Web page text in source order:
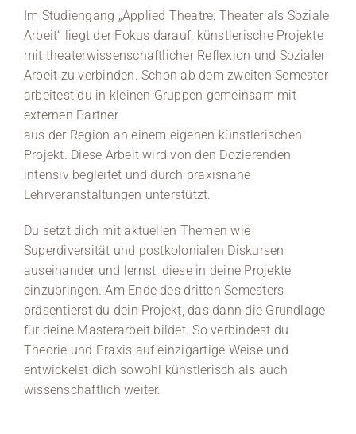
Im Studiengang „Applied Theatre: Theater als Soziale
Arbeit“ liegt der Fokus darauf, künstlerische Projekte
mit theaterwissenschaftlicher Reflexion und Sozialer
Arbeit zu verbinden. Schon ab dem zweiten Semester
arbeitest du in kleinen Gruppen gemeinsam mit
externen Partner
aus der Region an einem eigenen künstlerischen
Projekt. Diese Arbeit wird von den Dozierenden
intensiv begleitet und durch praxisnahe
Lehrveranstaltungen unterstützt.
Du setzt dich mit aktuellen Themen wie
Superdiversität und postkolonialen Diskursen
auseinander und lernst, diese in deine Projekte
einzubringen. Am Ende des dritten Semesters
präsentierst du dein Projekt, das dann die Grundlage
für deine Masterarbeit bildet. So verbindest du
Theorie und Praxis auf einzigartige Weise und
entwickelst dich sowohl künstlerisch als auch
wissenschaftlich weiter.